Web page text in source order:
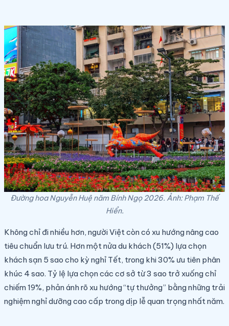
Đường hoa Nguyễn Huệ năm Bính Ngọ 2026. Ảnh: Phạm Thế
Hiển.
Không chỉ đi nhiều hơn, người Việt còn có xu hướng nâng cao
tiêu chuẩn lưu trú. Hơn một nửa du khách (51%) lựa chọn
khách sạn 5 sao cho kỳ nghỉ Tết, trong khi 30% ưu tiên phân
khúc 4 sao. Tỷ lệ lựa chọn các cơ sở từ 3 sao trở xuống chỉ
chiếm 19%, phản ánh rõ xu hướng “tự thưởng” bằng những trải
nghiệm nghỉ dưỡng cao cấp trong dịp lễ quan trọng nhất năm.